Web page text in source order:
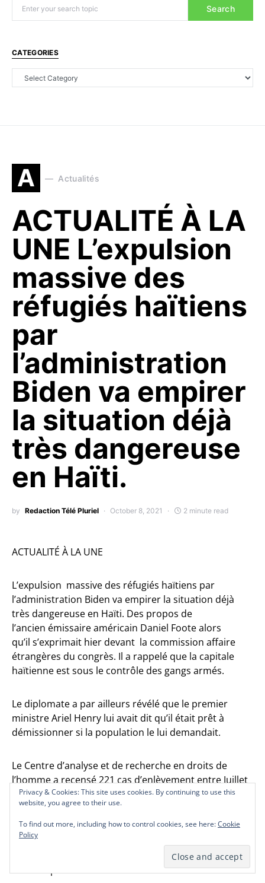
Search
CATEGORIES
Privacy & Cookies: This site uses cookies. By continuing to use this
website, you agree to their use.
To find out more, including how to control cookies, see here:Cookie
Policy
A Actualités
ACTUALITÉ À LA
UNE L’expulsion
massive des
réfugiés haïtiens
par
l’administration
Biden va empirer
la situation déjà
très dangereuse
en Haïti.
by Redaction Télé Pluriel October 8, 2021 2 minute read
ACTUALITÉ À LA UNE
L’expulsion massive des réfugiés haïtiens par
l’administration Biden va empirer la situation déjà
très dangereuse en Haïti. Des propos de
l’ancien émissaire américain Daniel Foote alors
qu’il s’exprimait hier devant la commission affaire
étrangères du congrès. Il a rappelé que la capitale
haïtienne est sous le contrôle des gangs armés.
Le diplomate a par ailleurs révélé que le premier
ministre Ariel Henry lui avait dit qu’il était prêt à
démissionner si la population le lui demandait.
Le Centre d’analyse et de recherche en droits de
l’homme a recensé 221 cas d’enlèvement entre Juillet
et Septembre dont une trentaine de ressortissants et
résidents étrangers.
Selon le dernier bulletin du CARD, les cas de
kidnapping ont augmenté de plus de 300% au cours
de cette période.
Privacy & Cookies: This site uses cookies. By continuing to use this
website, you agree to their use.
To find out more, including how to control cookies, see here:Cookie
Policy
Privacy & Cookies: This site uses cookies. By continuing to use this
website, you agree to their use.
To find out more, including how to control cookies, see here:Cookie
Policy